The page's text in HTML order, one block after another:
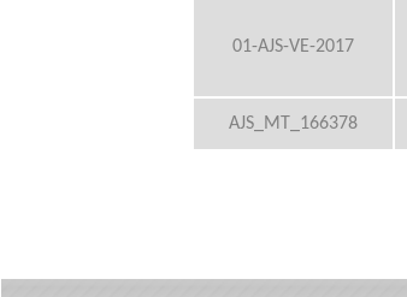
01-AJS-VE-2017
AJS_MT_166378